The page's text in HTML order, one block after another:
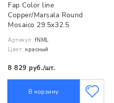
Fap Color line
Copper/Marsala Round
Mosaico 29.5x32.5
Артикул: fNML
Цвет: красный
8 829 руб./шт.
В корзину